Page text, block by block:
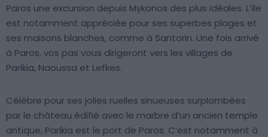
Paros une excursion depuis Mykonos des plus idéales. L’île
est notamment appréciée pour ses superbes plages et
ses maisons blanches, comme à Santorin. Une fois arrivé
à Paros, vos pas vous dirigeront vers les villages de
Parikia, Naoussa et Lefkes.
Célèbre pour ses jolies ruelles sinueuses surplombées
par le château édifié avec le marbre d’un ancien temple
antique, Parikia est le port de Paros. C’est notamment à